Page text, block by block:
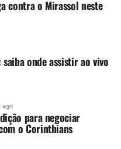
antes da pausa para a
válida e será cumprida
ficará fora justamente
em que o
a eliminação na Copa
críticas da
contra o Mirassol neste
onde assistir ao vivo
ago
para negociar
o Corinthians